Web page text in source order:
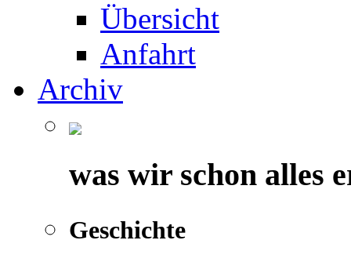
Übersicht
Anfahrt
Archiv
was wir schon alles
Geschichte